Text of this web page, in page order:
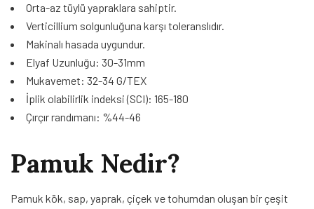
Orta-az tüylü yapraklara sahiptir.
Verticillium solgunluğuna karşı toleranslıdır.
Makinalı hasada uygundur.
Elyaf Uzunluğu: 30-31mm
Mukavemet: 32-34 G/TEX
İplik olabilirlik indeksi (SCI): 165-180
Çırçır randımanı: %44-46
Pamuk Nedir?
Pamuk kök, sap, yaprak, çiçek ve tohumdan oluşan bir çeşit